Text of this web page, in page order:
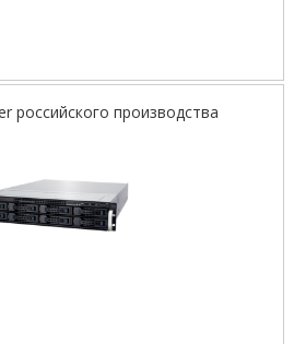
российского производства